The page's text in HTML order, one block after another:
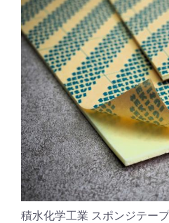
積水化学工業 スポンジテー